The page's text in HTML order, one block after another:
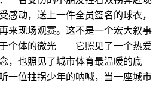
感动，送上一件全员签名的球衣，
来现场观赛。这不是一个宏大叙事
个体的微光——它照见了一个热爱
，也照见了城市体育最温暖的底
一位拄拐少年的呐喊，当一座城市